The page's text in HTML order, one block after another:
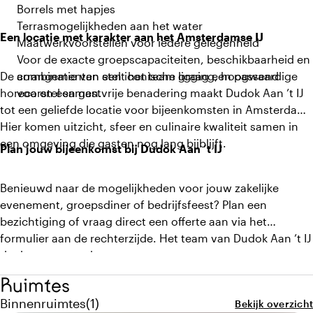
Borrels met hapjes
Terrasmogelijkheden aan het water
Maatwerkvoorstellen voor iedere gelegenheid
Voor de exacte groepscapaciteiten, beschikbaarheid en
arrangementen stelt het team graag een passend
voorstel samen.
Een locatie met karakter aan het Amsterdamse IJ
De combinatie van een iconische ligging, hoogwaardige
horeca en een gastvrije benadering maakt Dudok Aan ’t IJ
tot een geliefde locatie voor bijeenkomsten in Amsterdam.
Hier komen uitzicht, sfeer en culinaire kwaliteit samen in
een omgeving die gasten nog lang bijblijft.
Plan jouw bijeenkomst bij Dudok Aan ’t IJ
Benieuwd naar de mogelijkheden voor jouw zakelijke
evenement, groepsdiner of bedrijfsfeest? Plan een
bezichtiging of vraag direct een offerte aan via het
formulier aan de rechterzijde. Het team van Dudok Aan ’t IJ
denkt graag met je mee.
Ruimtes
Binnenruimtes
Aantal binnenruimtes: 1
(1) Bekijk overzicht